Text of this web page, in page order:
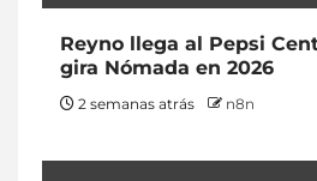
Reyno llega al Pepsi
gira Nómada en 2026
2 semanas atrás n8n